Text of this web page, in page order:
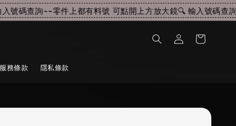
碼查詢~~零件上都有料號 可點開上方放大鏡🔍 輸入號碼查詢
服務條款 隱私條款